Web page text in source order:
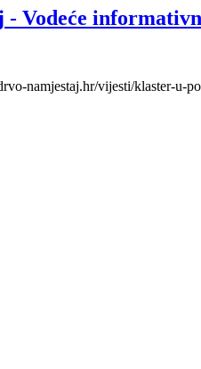
- Vodeće
namjestaj.hr/vijesti/klaster-u-